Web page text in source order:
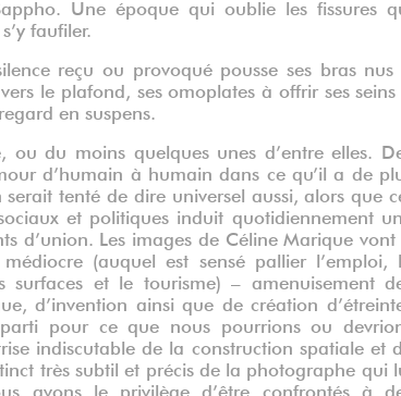
Une époque qui oublie les fissures
faufiler.
reçu ou provoqué pousse ses bras nus
le plafond, ses omoplates à offrir ses seins
en suspens.
du moins quelques unes d’entre elles.
d’humain à humain dans ce qu’il a de
tenté de dire universel aussi, alors que
et politiques induit quotidiennement
d’union. Les images de Céline Marique vont
(auquel est sensé pallier l’emploi,
surfaces et le tourisme) – amenuisement
d’invention ainsi que de création
pour ce que nous pourrions ou
indiscutable de la construction spatiale et
très subtil et précis de la photographe qui
avons le privilège d’être confrontés à